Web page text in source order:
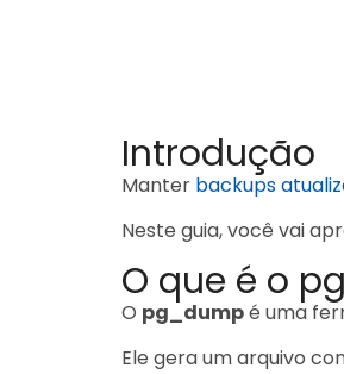
Introdução
Manter backups
Neste guia, você vai
O que é o
O pg_dumpé uma
Ele gera um arquivo